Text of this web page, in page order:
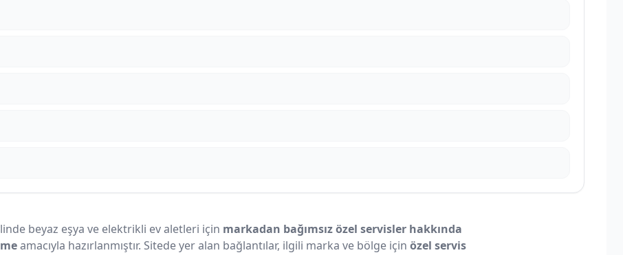
beyaz eşya ve elektrikli ev aletleri için markadan bağımsız özel servisler hakkında
amacıyla hazırlanmıştır. Sitede yer alan bağlantılar, ilgili marka ve bölge için özel servis